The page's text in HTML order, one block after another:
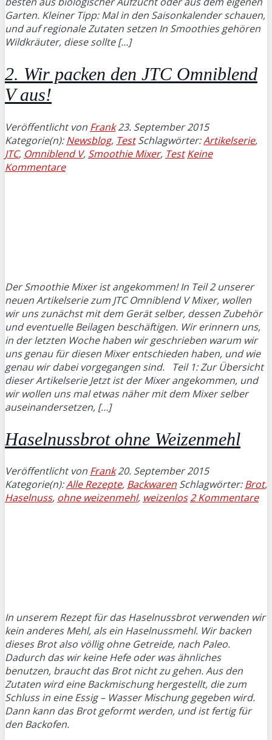
Garten. Kleiner Tipp: Mal in den Saisonkalender schauen,
und auf regionale Zutaten setzen In Smoothies gehören
Wildkräuter, diese sollte […]
2. Wir packen den JTC Omniblend
V aus!
Veröffentlicht von Frank 23. September 2015
Kategorie(n):Newsblog, TestSchlagwörter:Artikelserie,
JTC, Omniblend V, Smoothie Mixer, Test Keine
Kommentare
Der Smoothie Mixer ist angekommen! In Teil 2 unserer
neuen Artikelserie zum JTC Omniblend V Mixer, wollen
wir uns zunächst mit dem Gerät selber, dessen Zubehör
und eventuelle Beilagen beschäftigen. Wir erinnern uns,
in der letzten Woche haben wir geschrieben warum wir
uns genau für diesen Mixer entschieden haben, und wie
genau wir dabei vorgegangen sind. Teil 1: Zur Übersicht
dieser Artikelserie Jetzt ist der Mixer angekommen, und
wir wollen uns mal etwas näher mit dem Mixer selber
auseinandersetzen, […]
Haselnussbrot ohne Weizenmehl
Veröffentlicht von Frank 20. September 2015
Kategorie(n):Alle Rezepte, Backwaren Schlagwörter:Brot,
Haselnuss, ohne weizenmehl, weizenlos 2 Kommentare
In unserem Rezept für das Haselnussbrot verwenden wir
kein anderes Mehl, als ein Haselnussmehl. Wir backen
dieses Brot also völlig ohne Getreide, nach Paleo.
Dadurch das wir keine Hefe oder was ähnliches
benutzen, braucht das Brot nicht zu gehen. Aus den
Zutaten wird eine Backmischung hergestellt, die zum
Schluss in eine Essig – Wasser Mischung gegeben wird.
Dann kann das Brot geformt werden, und ist fertig für
den Backofen.